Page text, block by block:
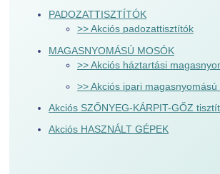
PADOZATTISZTÍTÓK
>> Akciós padozattisztítók
MAGASNYOMÁSÚ MOSÓK
>> Akciós háztartási
>> Akciós ipari magasnyomású
Akciós SZŐNYEG-KÁRPIT-GŐZ
Akciós HASZNÁLT GÉPEK